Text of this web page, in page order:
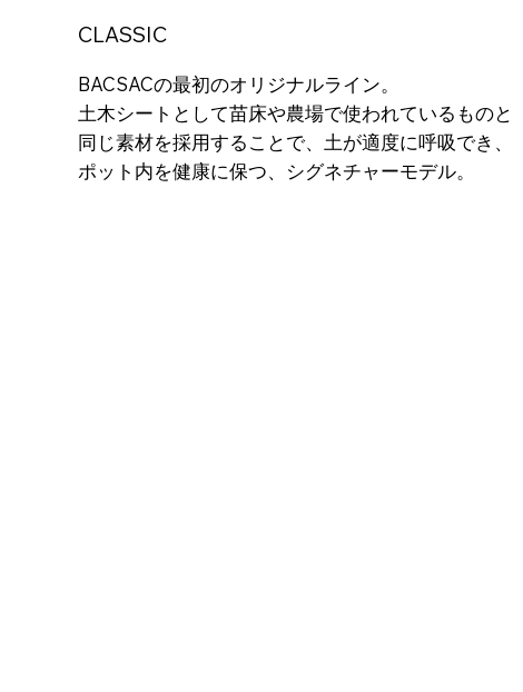
BACSACの最初のオリジナルライン。
土木シートとして苗床や農場で使われているものと
同じ素材を採用することで、​土が適度に呼吸でき、
ポット内を健康に保つ、シグネチャーモデル。
CLASSIC